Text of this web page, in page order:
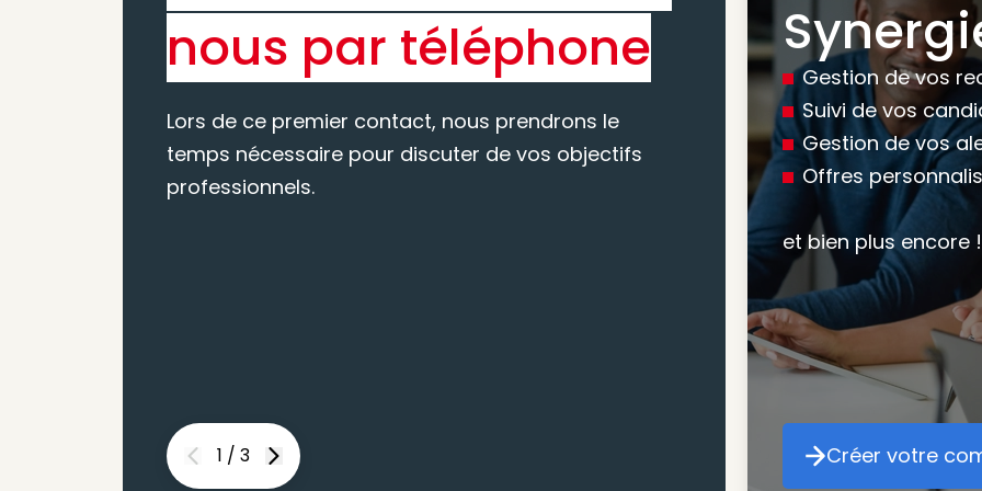
nous par téléphone
Lors de ce premier contact, nous prendrons le
temps nécessaire pour discuter de vos objectifs
professionnels.
Nous vous
votre recherche,
mesure pour
atteindre vos
1 / 3
Next
Gestion de vos
Suivi de vos
Gestion de vos
Offres
et bien plus encore !
Créer votre